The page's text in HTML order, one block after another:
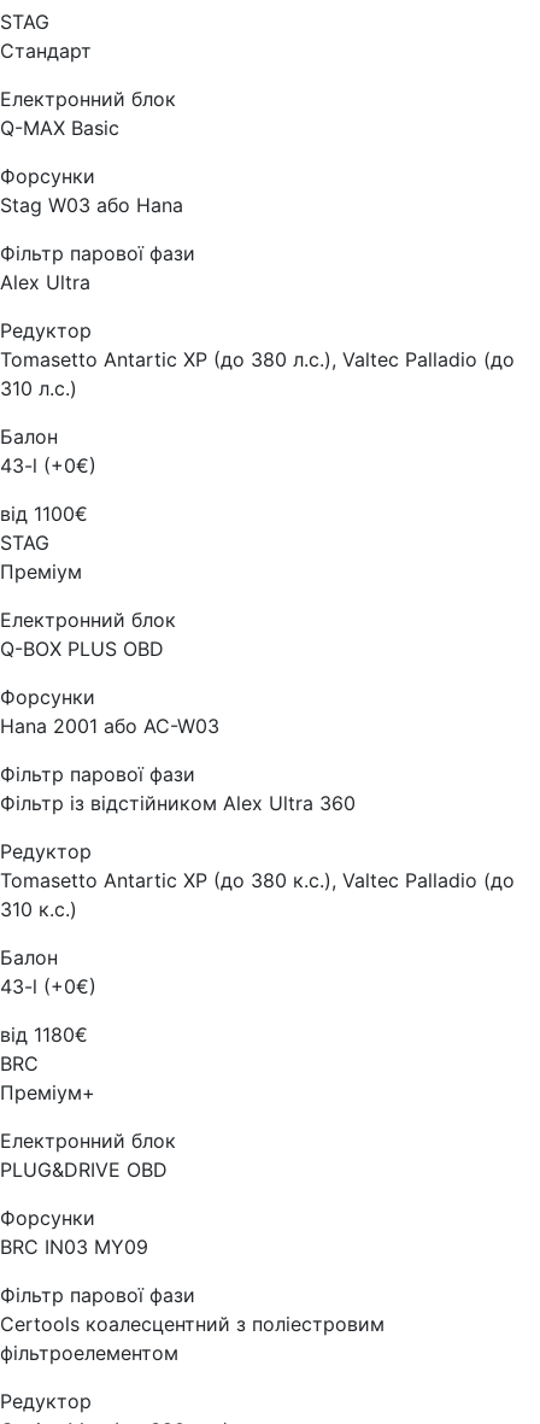
STAG
Стандарт
Електронний блок
Q-MAX Basic
Форсунки
Stag W03 або Hana
Фільтр парової фази
Alex Ultra
Редуктор
Tomasetto Antartic XP (до 380 л.с.), Valtec Palladio (до
310 л.с.)
Балон
43-l (+0€)
від 1100€
STAG
Преміум
Електронний блок
Q-BOX PLUS OBD
Форсунки
Hana 2001 або AC-W03
Фільтр парової фази
Фільтр із відстійником Alex Ultra 360
Редуктор
Tomasetto Antartic XP (до 380 к.с.), Valtec Palladio (до
310 к.с.)
Балон
43-l (+0€)
від 1180€
BRC
Преміум+
Електронний блок
PLUG&DRIVE OBD
Форсунки
BRC IN03 MY09
Фільтр парової фази
Certools коалесцентний з поліестровим
фільтроелементом
Редуктор